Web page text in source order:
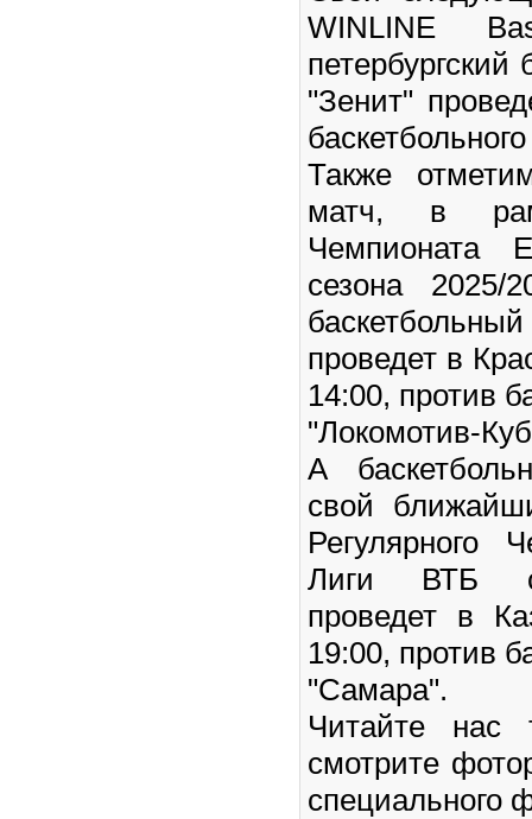
WINLINE
петербургский
"Зенит"
Также
матч, в
Чемпионата
сезона 2025/
проведет в
14:00, против
"Локомотив-
А
свой
Регулярного
Лиги ВТБ
проведет в
19:00, против
"Самара".
Читайте
смотрите
специального